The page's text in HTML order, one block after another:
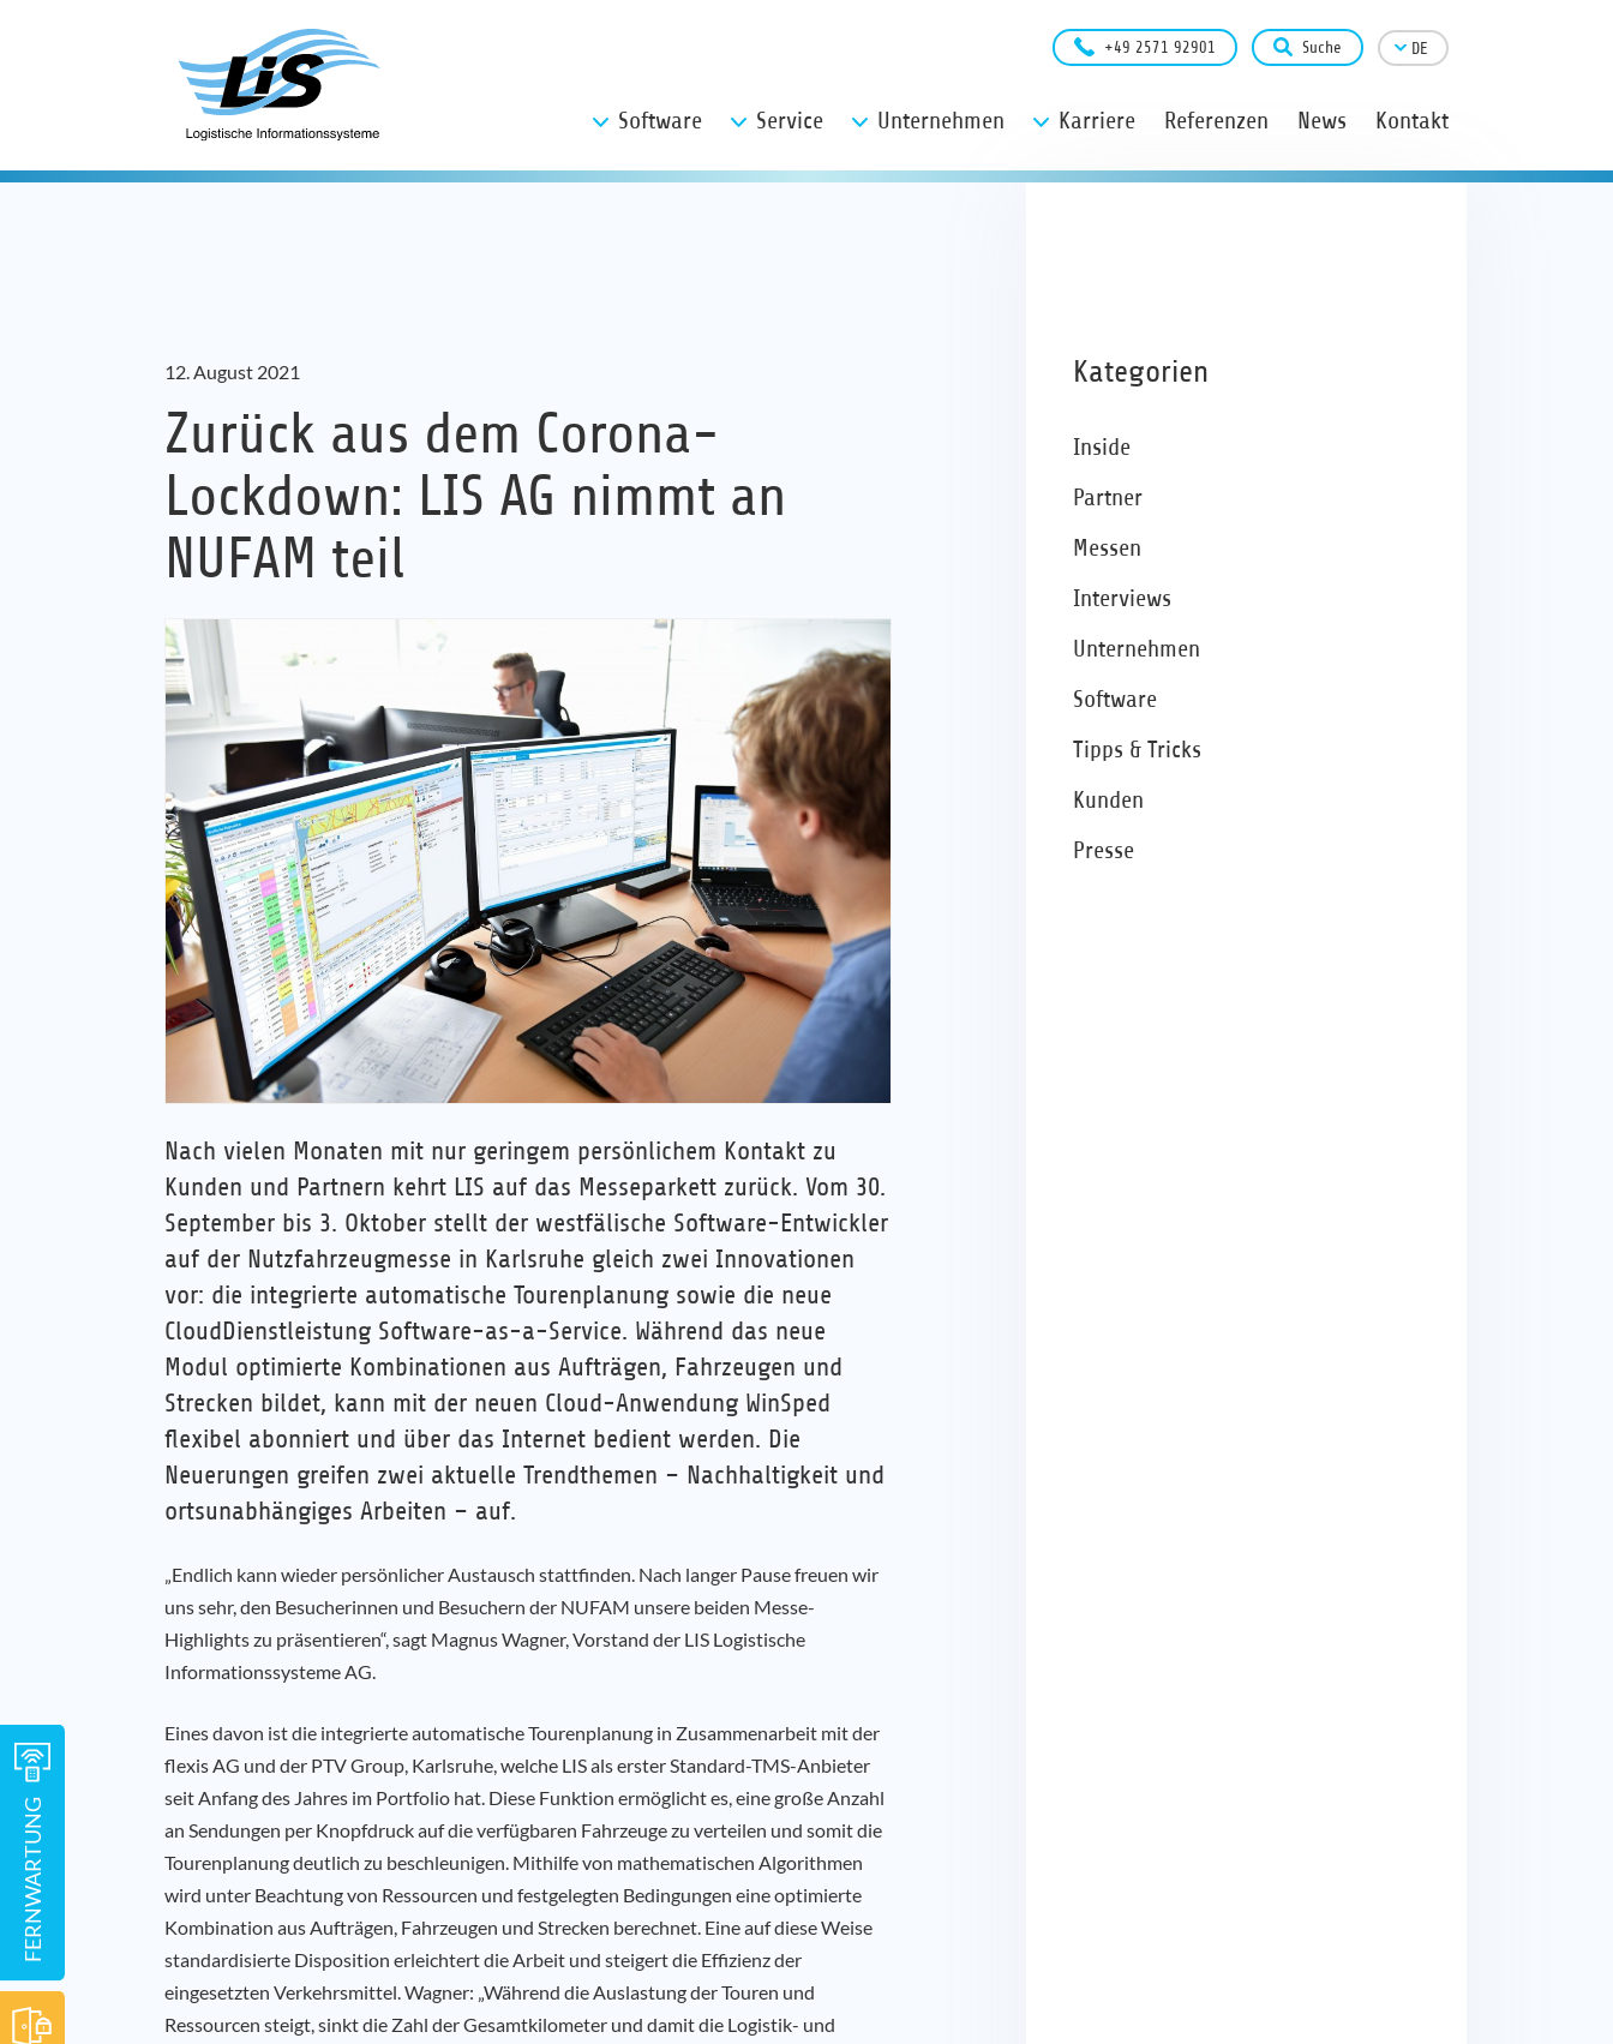
Software Service Unternehmen Karriere Referenzen News Kontakt
+49 2571 92901 Suche DE
12. August 2021
Zurück aus dem Corona-
Lockdown: LIS AG nimmt an
NUFAM teil
Nach vielen Monaten mit nur geringem persönlichem Kontakt zu
Kunden und Partnern kehrt LIS auf das Messeparkett zurück. Vom 30.
September bis 3. Oktober stellt der westfälische Software-Entwickler
auf der Nutzfahrzeugmesse in Karlsruhe gleich zwei Innovationen
vor: die integrierte automatische Tourenplanung sowie die neue
CloudDienstleistung Software-as-a-Service. Während das neue
Modul optimierte Kombinationen aus Aufträgen, Fahrzeugen und
Strecken bildet, kann mit der neuen Cloud-Anwendung WinSped
flexibel abonniert und über das Internet bedient werden. Die
Neuerungen greifen zwei aktuelle Trendthemen – Nachhaltigkeit und
ortsunabhängiges Arbeiten – auf.
„Endlich kann wieder persönlicher Austausch stattfinden. Nach langer Pause freuen wir
uns sehr, den Besucherinnen und Besuchern der NUFAM unsere beiden Messe-
Highlights zu präsentieren“, sagt Magnus Wagner, Vorstand der LIS Logistische
Informationssysteme AG.
Eines davon ist die integrierte automatische Tourenplanung in Zusammenarbeit mit der
flexis AG und der PTV Group, Karlsruhe, welche LIS als erster Standard-TMS-Anbieter
seit Anfang des Jahres im Portfolio hat. Diese Funktion ermöglicht es, eine große Anzahl
an Sendungen per Knopfdruck auf die verfügbaren Fahrzeuge zu verteilen und somit die
Tourenplanung deutlich zu beschleunigen. Mithilfe von mathematischen Algorithmen
wird unter Beachtung von Ressourcen und festgelegten Bedingungen eine optimierte
Kombination aus Aufträgen, Fahrzeugen und Strecken berechnet. Eine auf diese Weise
standardisierte Disposition erleichtert die Arbeit und steigert die Effizienz der
eingesetzten Verkehrsmittel. Wagner: „Während die Auslastung der Touren und
Ressourcen steigt, sinkt die Zahl der Gesamtkilometer und damit die Logistik- und
Kategorien
Inside
Partner
Messen
Interviews
Unternehmen
Software
Tipps & Tricks
Kunden
Presse
FERNWARTUNG